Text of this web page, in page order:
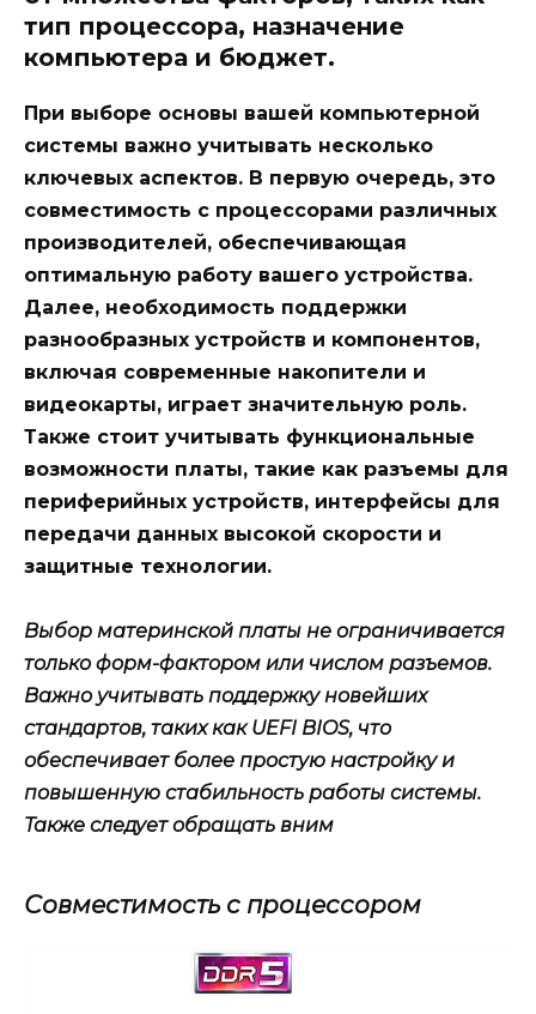
тип процессора, назначение
компьютера и бюджет.
При выборе основы вашей компьютерной
системы важно учитывать несколько
ключевых аспектов. В первую очередь, это
совместимость с процессорами различных
производителей, обеспечивающая
оптимальную работу вашего устройства.
Далее, необходимость поддержки
разнообразных устройств и компонентов,
включая современные накопители и
видеокарты, играет значительную роль.
Также стоит учитывать функциональные
возможности платы, такие как разъемы для
периферийных устройств, интерфейсы для
передачи данных высокой скорости и
защитные технологии.
Выбор материнской платы не ограничивается
только форм-фактором или числом разъемов.
Важно учитывать поддержку новейших
стандартов, таких как UEFI BIOS, что
обеспечивает более простую настройку и
повышенную стабильность работы системы.
Также следует обращать вним
Совместимость с процессором